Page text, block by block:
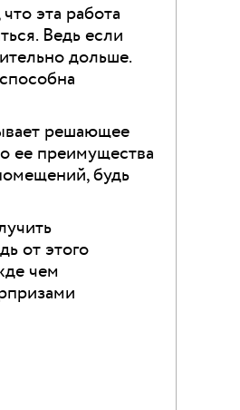
эта работа
Ведь если
дольше.
решающее
ее преимущества
будь
от этого
чем